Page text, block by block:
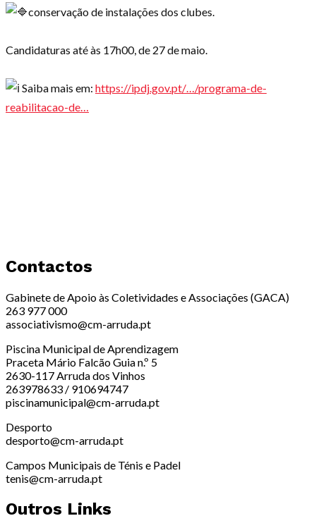
conservação de instalações dos clubes.
Candidaturas até às 17h00, de 27 de maio.
Saiba mais em: https://ipdj.gov.pt/…/programa-de-
reabilitacao-de…
Contactos
Gabinete de Apoio às Coletividades e Associações (GACA)
263 977 000
associativismo@cm-arruda.pt
Piscina Municipal de Aprendizagem
Praceta Mário Falcão Guia n.º 5
2630-117 Arruda dos Vinhos
263978633 / 910694747
piscinamunicipal@cm-arruda.pt
Desporto
desporto@cm-arruda.pt
Campos Municipais de Ténis e Padel
tenis@cm-arruda.pt
Outros Links